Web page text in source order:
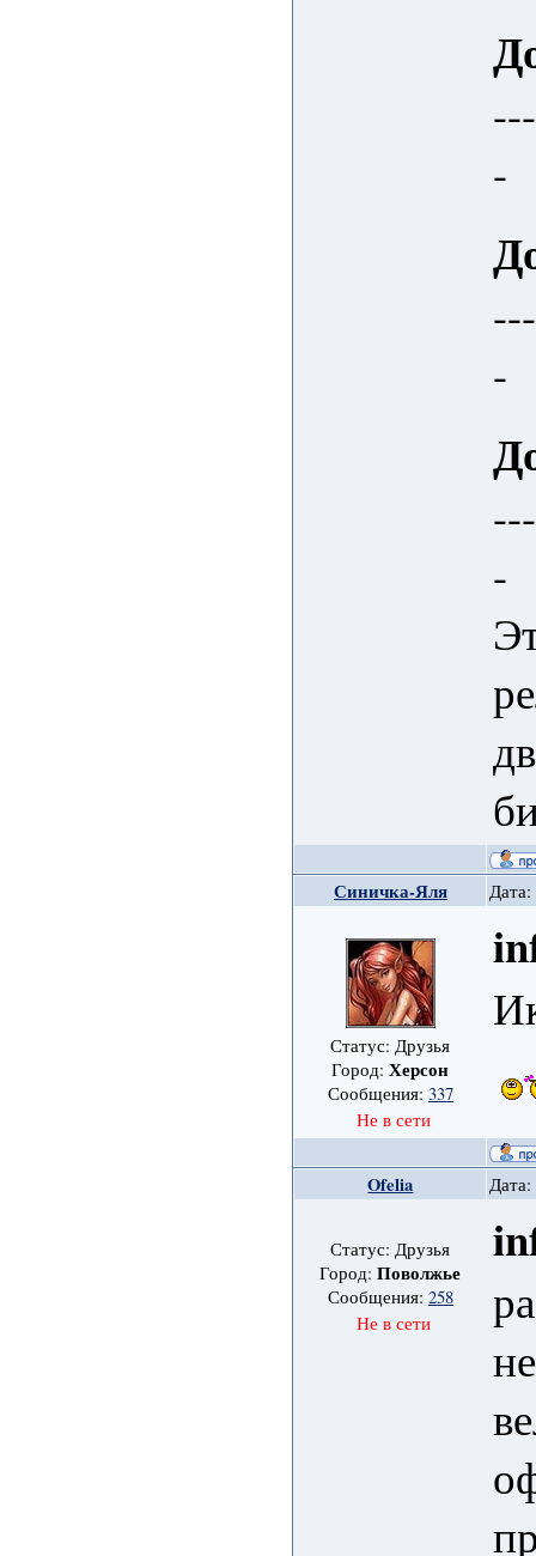
-
-
-
Синичка-Яля Дата:
Статус: Друзья
Город:Херсон
Сообщения: 337
Не в сети
Ofelia Дата:
Статус: Друзья
Город:Поволжье
Сообщения: 258
Не в сети